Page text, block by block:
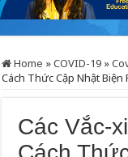
Home »COVID-19 »
Cách Thức Cập Nhật
Các Vắc-